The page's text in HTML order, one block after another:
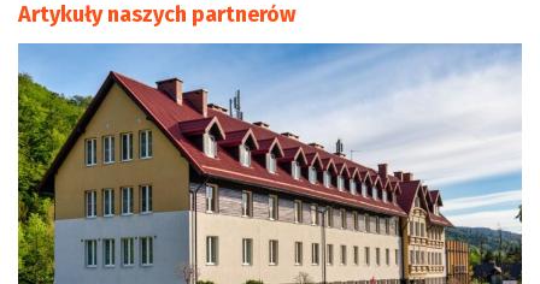
Artykuły naszych partnerów